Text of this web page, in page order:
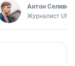
Антон
Журналист